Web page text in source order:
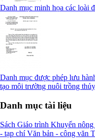
Danh mục minh họa các loài
Danh mục được phép lưu
tạo môi trường nuôi trồng
Danh mục tài liệu
Sách Giáo trình Khuyến nông
- tạp chíVăn bản - công văn